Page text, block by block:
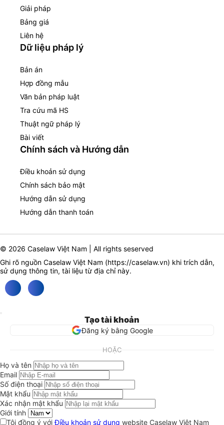
Giải pháp
Bảng giá
Liên hệ
Dữ liệu pháp lý
Bản án
Hợp đồng mẫu
Văn bản pháp luật
Tra cứu mã HS
Thuật ngữ pháp lý
Bài viết
Chính sách và Hướng dẫn
Điều khoản sử dụng
Chính sách bảo mật
Hướng dẫn sử dụng
Hướng dẫn thanh toán
© 2026 Caselaw Việt Nam | All rights seserved
Ghi rõ nguồn Caselaw Việt Nam (https://caselaw.vn) khi trích dẫn,
sử dụng thông tin, tài liệu từ địa chỉ này.
Tạo tài khoản
Đăng ký bằng Google
HOẶC
Họ và tên
Email
Số điện thoại
Mật khẩu
Xác nhận mật khẩu
Giới tính
Tôi đồng ý vớiĐiều khoản sử dụng website Caselaw Việt Nam